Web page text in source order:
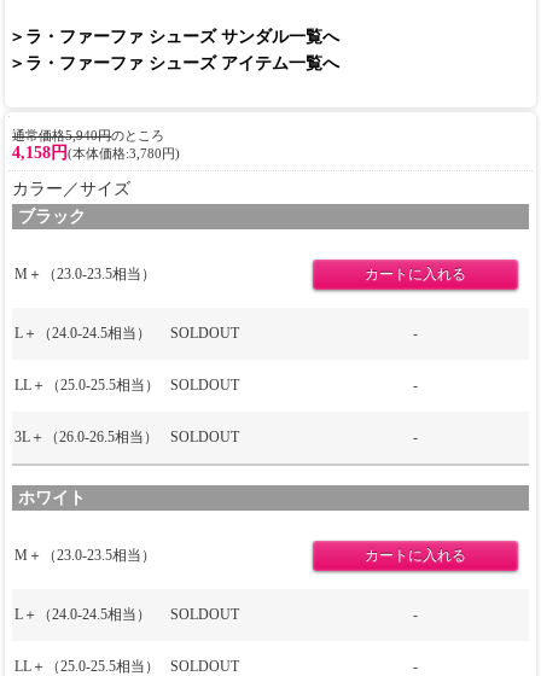
＞ラ・ファーファ シューズ サンダル一覧へ
＞ラ・ファーファ シューズ アイテム一覧へ
通常価格5,940円のところ
4,158円(本体価格:3,780円)
カラー／サイズ
ブラック
M＋（23.0-23.5相当）
L＋（24.0-24.5相当） SOLDOUT -
LL＋（25.0-25.5相当） SOLDOUT -
3L＋（26.0-26.5相当） SOLDOUT -
ホワイト
M＋（23.0-23.5相当）
L＋（24.0-24.5相当） SOLDOUT -
LL＋（25.0-25.5相当） SOLDOUT -